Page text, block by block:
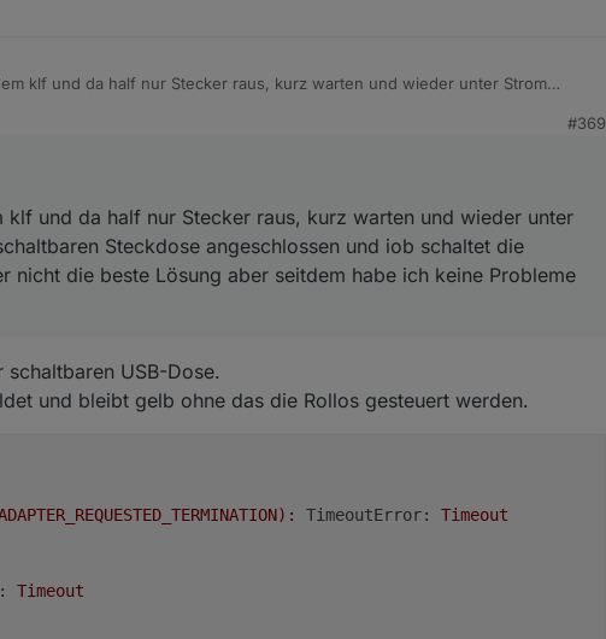
klf und da half nur Stecker raus, kurz warten und wieder unter Strom
aber seitdem habe ich keine Probleme mehr mit der Velux-Steuerung#369
und da half nur Stecker raus, kurz warten und wieder unter
Steckdose angeschlossen und iob schaltet die
nicht die beste Lösung aber seitdem habe ich keine Probleme
USB-Dose.
und bleibt gelb ohne das die Rollos gesteuert werden.
TimeoutError: Timeout
Timeout